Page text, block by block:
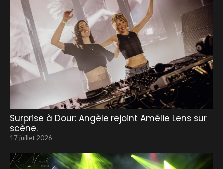
Surprise à Dour: Angèle rejoint Amélie Lens sur
scène.
17 juillet 2026